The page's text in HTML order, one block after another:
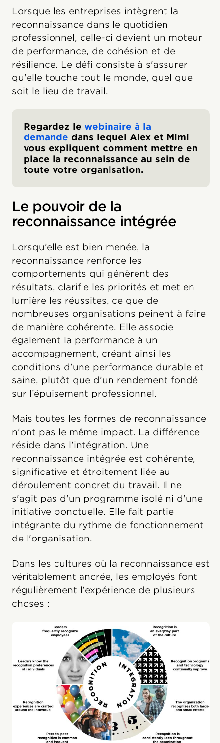
Lorsque les entreprises intègrent la
reconnaissance dans le quotidien
professionnel, celle-ci devient un moteur
de performance, de cohésion et de
résilience. Le défi consiste à s'assurer
qu'elle touche tout le monde, quel que
soit le lieu de travail.
Regardez le webinaire à la
demande dans lequel Alex et Mimi
vous expliquent comment mettre en
place la reconnaissance au sein de
toute votre organisation.
Le pouvoir de la
reconnaissance intégrée
Lorsqu’elle est bien menée, la
reconnaissance renforce les
comportements qui génèrent des
résultats, clarifie les priorités et met en
lumière les réussites, ce que de
nombreuses organisations peinent à faire
de manière cohérente. Elle associe
également la performance à un
accompagnement, créant ainsi les
conditions d’une performance durable et
saine, plutôt que d’un rendement fondé
sur l’épuisement professionnel.
Mais toutes les formes de reconnaissance
n'ont pas le même impact. La différence
réside dans l'intégration. Une
reconnaissance intégrée est cohérente,
significative et étroitement liée au
déroulement concret du travail. Il ne
s'agit pas d'un programme isolé ni d'une
initiative ponctuelle. Elle fait partie
intégrante du rythme de fonctionnement
de l'organisation.
Dans les cultures où la reconnaissance est
véritablement ancrée, les employés font
régulièrement l'expérience de plusieurs
choses :